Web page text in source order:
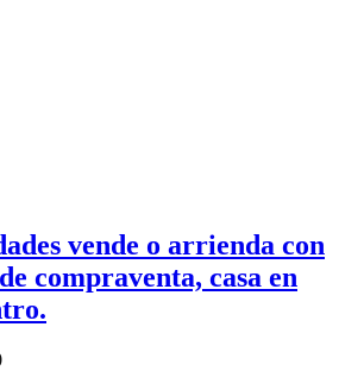
vende o arrienda con
compraventa, casa en